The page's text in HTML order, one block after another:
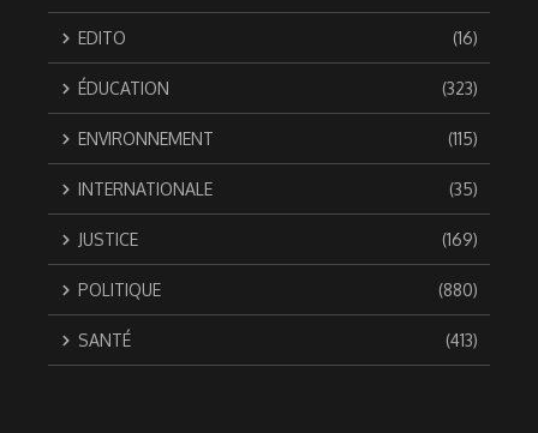
EDITO (16)
ÉDUCATION (323)
ENVIRONNEMENT (115)
INTERNATIONALE (35)
JUSTICE (169)
POLITIQUE (880)
SANTÉ (413)